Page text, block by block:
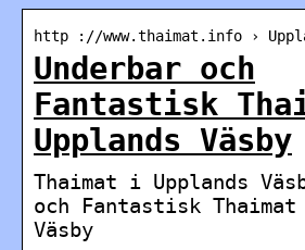
http ://www.thaimat.info ›
Underbar och
Fantastisk
Upplands Väsby
Thaimat i Upplands
och Fantastisk
Väsby